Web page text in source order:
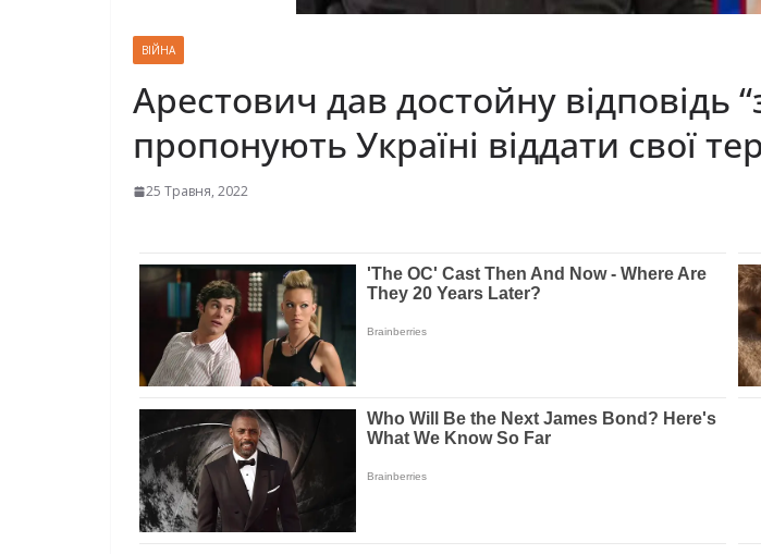
ВІЙНА
Арестович дав достойну відповідь
пропонують Україні віддати свої
25 Травня, 2022